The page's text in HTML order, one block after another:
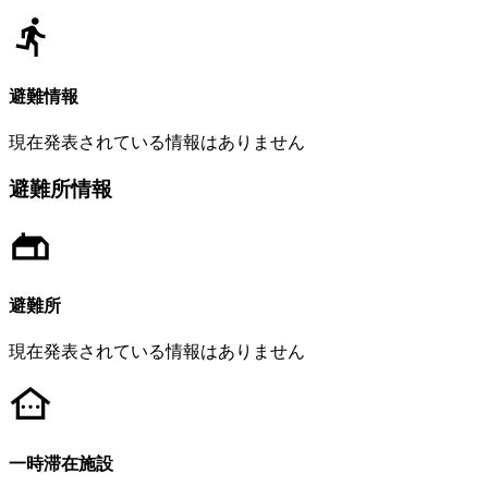
避難情報
現在発表されている情報はありません
避難所情報
避難所
現在発表されている情報はありません
一時滞在施設